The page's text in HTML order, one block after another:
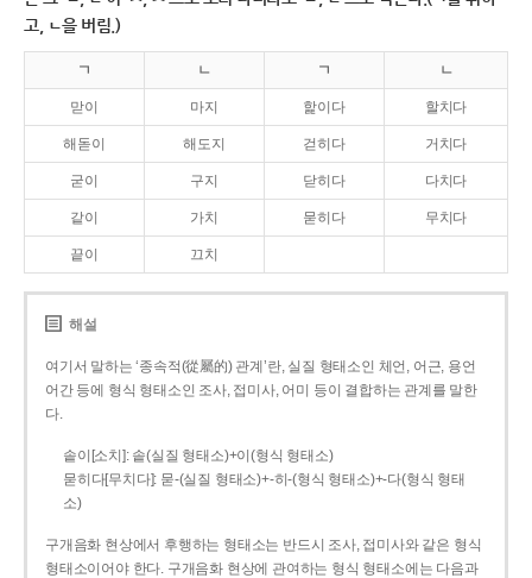
고, ㄴ을 버림.)
ㄱ ㄴ ㄱ ㄴ
맏이 마지 핥이다 할치다
해돋이 해도지 걷히다 거치다
굳이 구지 닫히다 다치다
같이 가치 묻히다 무치다
끝이 끄치
해설
여기서 말하는 ‘종속적(從屬的) 관계’란, 실질 형태소인 체언, 어근, 용언
어간 등에 형식 형태소인 조사, 접미사, 어미 등이 결합하는 관계를 말한
다.
솥이[소치]: 솥(실질 형태소)+이(형식 형태소)
묻히다[무치다]: 묻­-(실질 형태소)+­-히­-(형식 형태소)+-다(형식 형태
소)
구개음화 현상에서 후행하는 형태소는 반드시 조사, 접미사와 같은 형식
형태소이어야 한다. 구개음화 현상에 관여하는 형식 형태소에는 다음과